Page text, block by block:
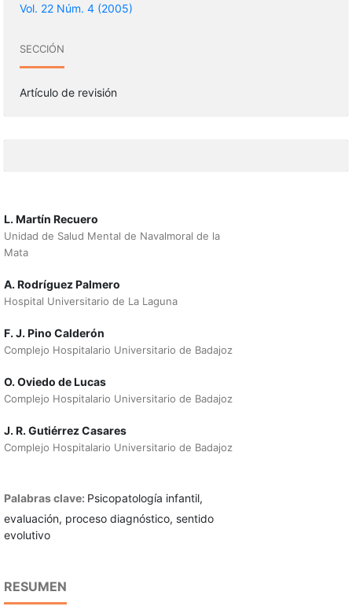
Vol. 22 Núm. 4 (2005)
SECCIÓN
Artículo de revisión
L. Martín Recuero
Unidad de Salud Mental de Navalmoral de la
Mata
A. Rodríguez Palmero
Hospital Universitario de La Laguna
F. J. Pino Calderón
Complejo Hospitalario Universitario de Badajoz
O. Oviedo de Lucas
Complejo Hospitalario Universitario de Badajoz
J. R. Gutiérrez Casares
Complejo Hospitalario Universitario de Badajoz
Palabras clave: Psicopatología infantil,
evaluación, proceso diagnóstico, sentido
evolutivo
RESUMEN